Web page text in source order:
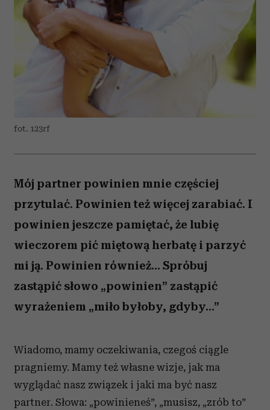
fot. 123rf
Mój partner powinien mnie częściej
przytulać. Powinien też więcej zarabiać. I
powinien jeszcze pamiętać, że lubię
wieczorem pić miętową herbatę i parzyć
mi ją. Powinien również... Spróbuj
zastąpić słowo „powinien” zastąpić
wyrażeniem „miło byłoby, gdyby...”
Wiadomo, mamy oczekiwania, czegoś ciągle
pragniemy. Mamy też własne wizje, jak ma
wyglądać nasz związek i jaki ma być nasz
partner. Słowa: „powinieneś”, „musisz, „zrób to”